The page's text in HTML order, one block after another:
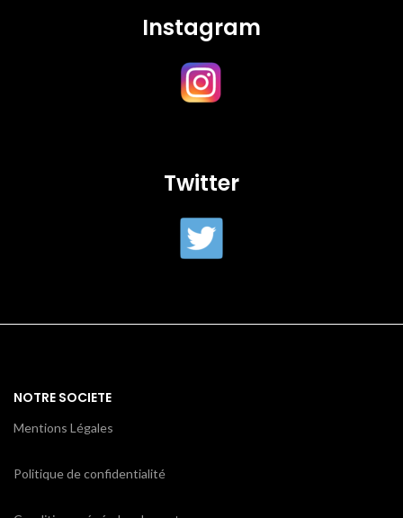
Instagram
Twitter
NOTRE SOCIETE
Mentions Légales
Politique de confidentialité